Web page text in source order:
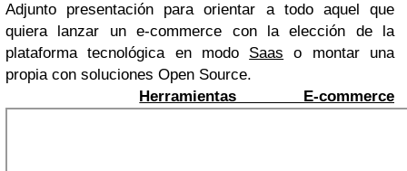
Adjunto presentación para orientar a todo aquel que
quiera lanzar un e-commerce con la elección de la
plataforma tecnológica en modo Saas o montar una
propia con soluciones Open Source.
Herramientas E-commerce